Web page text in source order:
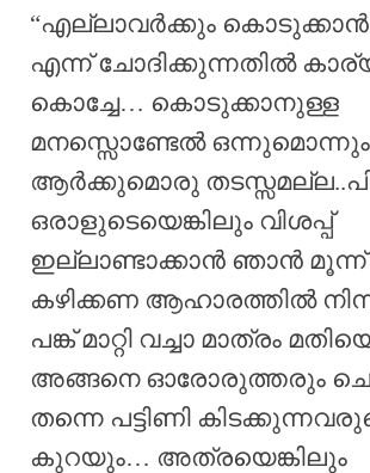
“എല്ലാവർക്കും കൊടുക്കാൻ
എന്ന് ചോദിക്കുന്നതിൽ
കൊച്ചേ… കൊടുക്കാനുള്ള
മനസ്സൊണ്ടേൽ ഒന്നുമൊന്നും
ആർക്കുമൊരു
ഒരാളുടെയെങ്കിലും വിശപ്പ്
ഇല്ലാണ്ടാക്കാൻ ഞാൻ മൂന്ന്‌
കഴിക്കണ ആഹാരത്തിൽ
പങ്ക് മാറ്റി വച്ചാ മാത്രം
അങ്ങനെ ഓരോരുത്തരും
തന്നെ പട്ടിണി
കുറയും… അത്രയെങ്കിലും